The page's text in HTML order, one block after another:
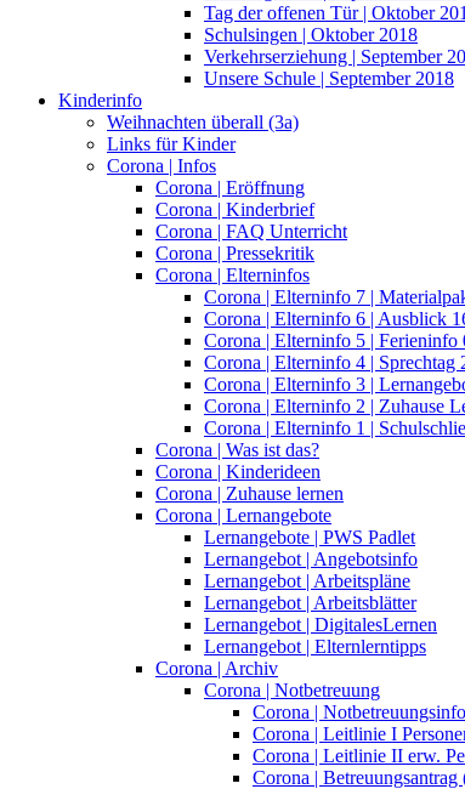
Tag der offenen Tür | Oktober
Schulsingen | Oktober 2018
Verkehrserziehung | September
Unsere Schule | September 2018
Kinderinfo
Weihnachten überall (3a)
Links für Kinder
Corona | Infos
Corona | Eröffnung
Corona | Kinderbrief
Corona | FAQ Unterricht
Corona | Pressekritik
Corona | Elterninfos
Corona | Elterninfo 7 |
Corona | Elterninfo 6 | Ausblick
Corona | Elterninfo 5 | Ferieninfo
Corona | Elterninfo 4 | Sprechtag
Corona | Elterninfo 3 |
Corona | Elterninfo 2 | Zuhause
Corona | Elterninfo 1 |
Corona | Was ist das?
Corona | Kinderideen
Corona | Zuhause lernen
Corona | Lernangebote
Lernangebote | PWS Padlet
Lernangebot | Angebotsinfo
Lernangebot | Arbeitspläne
Lernangebot | Arbeitsblätter
Lernangebot | DigitalesLernen
Lernangebot | Elternlerntipps
Corona | Archiv
Corona | Notbetreuung
Corona | Notbetreuungsinfo
Corona | Leitlinie I
Corona | Leitlinie II erw.
Corona |